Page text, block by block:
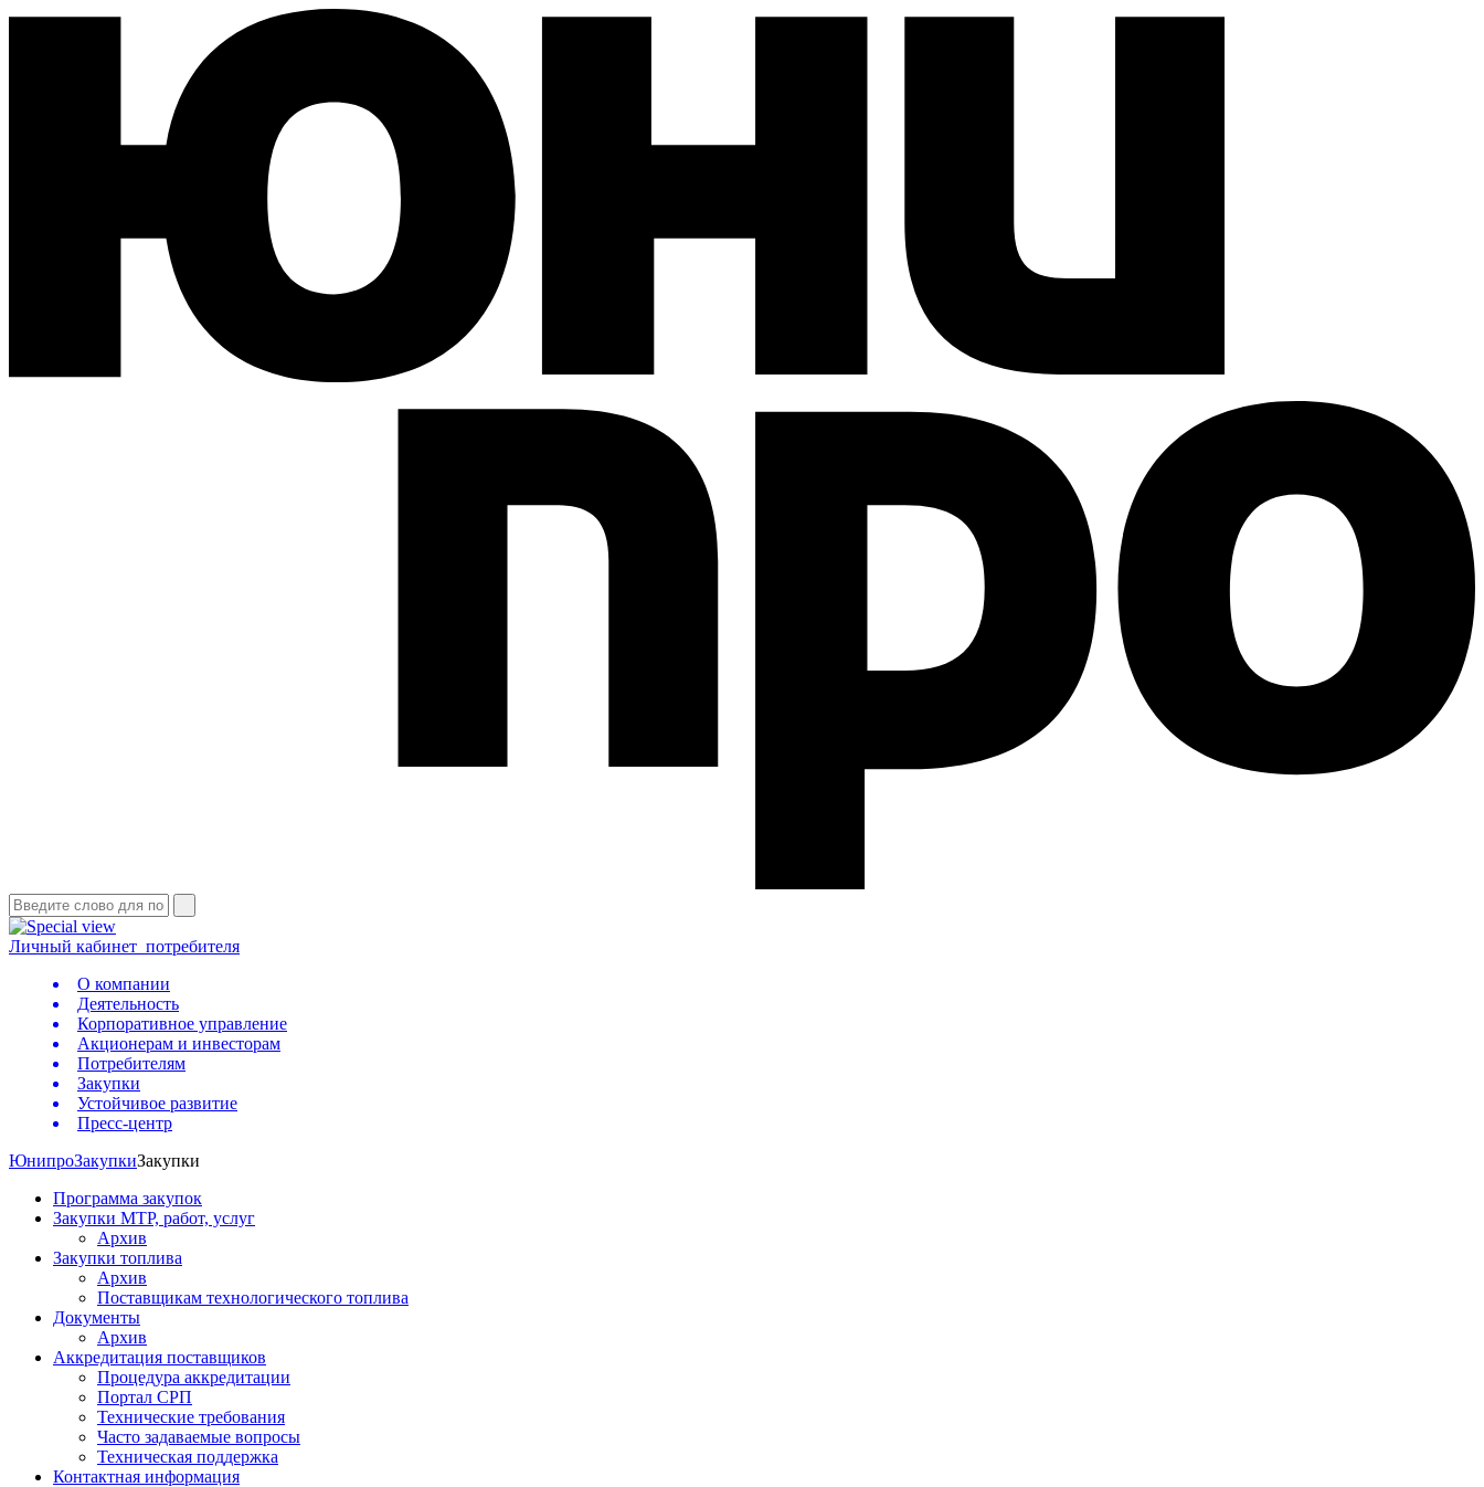
Личный кабинет потребителя
О компании
Деятельность
Корпоративное управление
Акционерам и инвесторам
Потребителям
Закупки
Устойчивое развитие
Пресс-центр
ЮнипроЗакупкиЗакупки
Программа закупок
Закупки МТР, работ, услуг
Архив
Закупки топлива
Архив
Поставщикам технологического топлива
Документы
Архив
Аккредитация поставщиков
Процедура аккредитации
Портал СРП
Технические требования
Часто задаваемые вопросы
Техническая поддержка
Контактная информация